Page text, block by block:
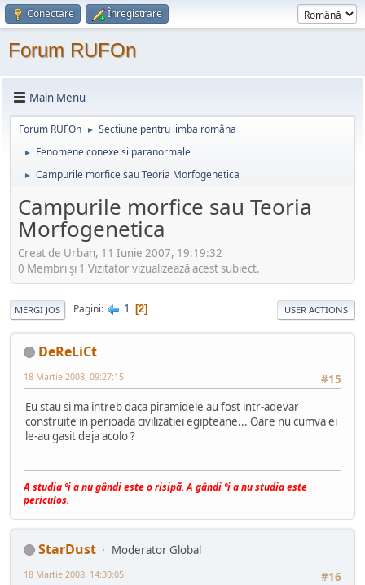
Conectare Înregistrare
Forum RUFOn
Main Menu
Forum RUFOn ► Sectiune pentru limba româna
► Fenomene conexe si paranormale
► Campurile morfice sau Teoria Morfogenetica
Campurile morfice sau Teoria
Morfogenetica
Creat de Urban, 11 Iunie 2007, 19:19:32
0 Membri şi 1 Vizitator vizualizează acest subiect.
MERGI JOS Pagini 1 2 USER ACTIONS
DeReLiCt
#15
18 Martie 2008, 09:27:15
Eu stau si ma intreb daca piramidele au fost intr-adevar
construite in perioada civilizatiei egipteane... Oare nu cumva ei
le-au gasit deja acolo ?
A studia ºi a nu gândi este o risipã. A gândi ºi a nu studia este
periculos.
StarDust
Moderator Global
#16
18 Martie 2008, 14:30:05